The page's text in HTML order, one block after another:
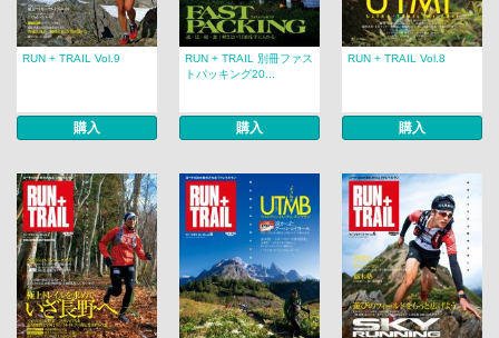
RUN + TRAIL Vol.9
購入
RUN + TRAIL 別冊ファス
トパッキング20...
購入
RUN + TRAIL Vol.8
購入